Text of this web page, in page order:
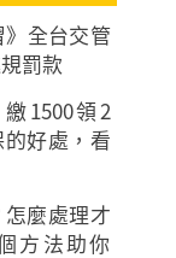
全台交管
罰款
1500領2
好處，看
麼處理才
方法助你